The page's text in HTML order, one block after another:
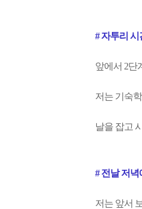
# 자투리
앞에서 2단
저는 기숙
날을 잡고
# 전날 저
저는 앞서